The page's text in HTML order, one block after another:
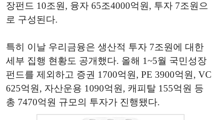
장펀드 10조원, 융자 65조4000억원, 투자 7조원으
로 구성된다.
특히 이날 우리금융은 생산적 투자 7조원에 대한
세부 집행 현황도 공개했다. 올해 1~5월 국민성장
펀드를 제외하고 증권 1700억원, PE 3900억원, VC
625억원, 자산운용 1090억원, 캐피탈 155억원 등
총 7470억원 규모의 투자가 진행됐다.